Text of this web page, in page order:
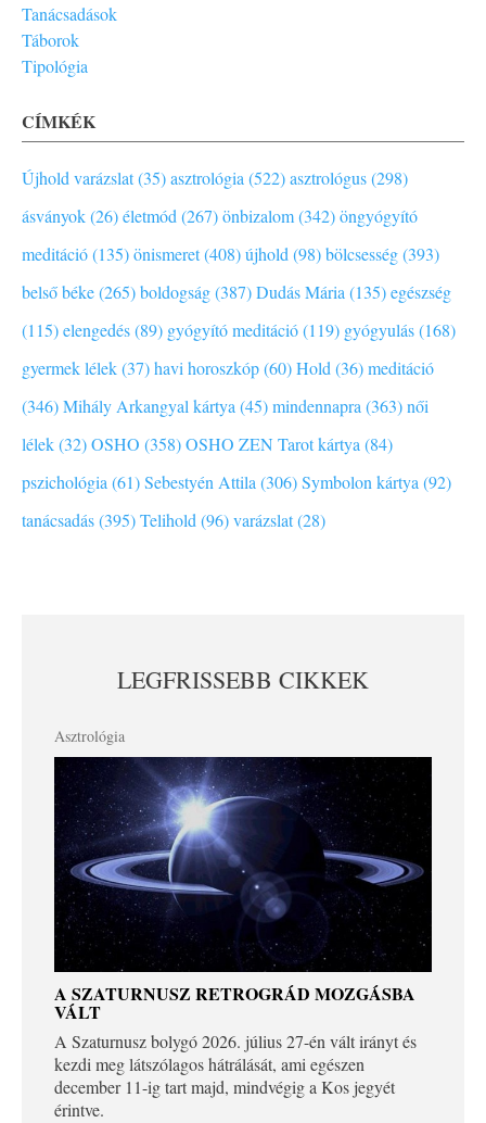
Tanácsadások
Táborok
Tipológia
CÍMKÉK
Újhold varázslat (35)asztrológia (522)asztrológus (298)
ásványok (26)életmód (267)önbizalom (342)öngyógyító
meditáció (135)önismeret (408)újhold (98)bölcsesség (393)
belső béke (265)boldogság (387)Dudás Mária (135)egészség
(115)elengedés (89) gyógyító meditáció (119) gyógyulás (168)
gyermek lélek (37)havi horoszkóp (60)Hold (36)meditáció
(346)Mihály Arkangyal kártya (45)mindennapra (363)női
lélek (32)OSHO (358)OSHO ZEN Tarot kártya (84)
pszichológia (61)Sebestyén Attila (306)Symbolon kártya (92)
tanácsadás (395)Telihold (96)varázslat (28)
LEGFRISSEBB CIKKEK
Asztrológia
A SZATURNUSZ RETROGRÁD MOZGÁSBA
VÁLT
A Szaturnusz bolygó 2026. július 27-én vált irányt és
kezdi meg látszólagos hátrálását, ami egészen
december 11-ig tart majd, mindvégig a Kos jegyét
érintve.